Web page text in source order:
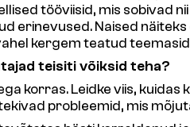
tööviisid, mis sobivad
erinevused. Naised
kergem teatud
teisiti võiksid teha?
korras. Leidke viis,
tekivad probleemid, mis